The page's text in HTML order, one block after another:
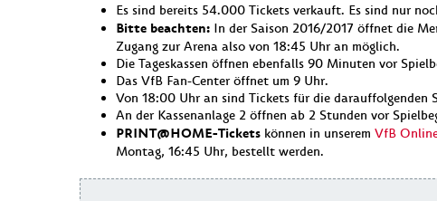
Es sind bereits 54.000 Tickets verkauft. Es sind nur
Bitte beachten: In der Saison 2016/2017 öffnet die
Zugang zur Arena also von 18:45 Uhr an möglich.
Die Tageskassen öffnen ebenfalls 90 Minuten vor
Das VfB Fan-Center öffnet um 9 Uhr.
Von 18:00 Uhr an sind Tickets für die darauffolgenden
An der Kassenanlage 2 öffnen ab 2 Stunden vor
PRINT@HOME-Tickets können in unserem VfB
Montag, 16:45 Uhr, bestellt werden.